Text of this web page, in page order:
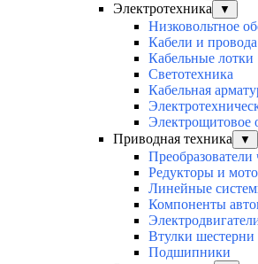
Электротехника ▼
Низковольтное
Кабели и провода
Кабельные лотки
Светотехника
Кабельная
Электрощитовое
Приводная техника
▼
Преобразователи
Редукторы и
Линейные
Компоненты
Втулки
Подшипники